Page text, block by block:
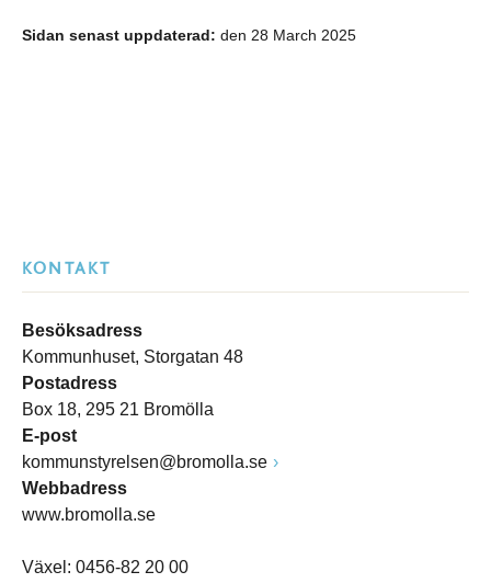
Sidan senast uppdaterad: den 28 March 2025
KONTAKT
Besöksadress
Kommunhuset, Storgatan 48
Postadress
Box 18, 295 21 Bromölla
E-post
kommunstyrelsen@bromolla.se
Webbadress
www.bromolla.se
Växel: 0456-82 20 00